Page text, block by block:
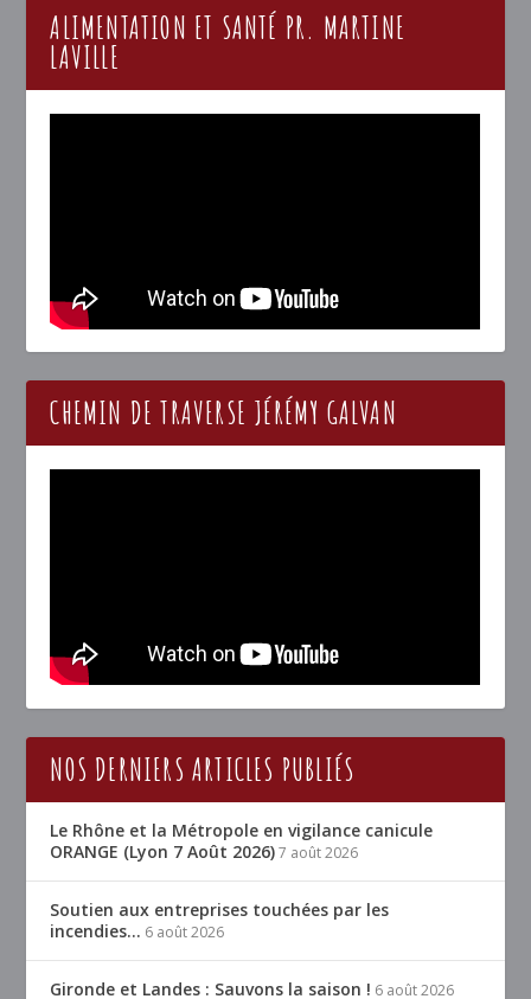
ALIMENTATION ET SANTÉ PR. MARTINE
LAVILLE
CHEMIN DE TRAVERSE JÉRÉMY GALVAN
NOS DERNIERS ARTICLES PUBLIÉS
Le Rhône et la Métropole en vigilance canicule
ORANGE (Lyon 7 Août 2026) 7 août 2026
Soutien aux entreprises touchées par les
incendies… 6 août 2026
Gironde et Landes : Sauvons la saison ! 6 août 2026